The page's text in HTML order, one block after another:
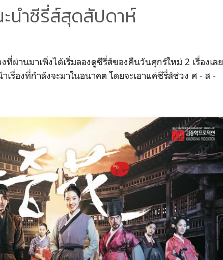
ะนำซีรี่ส์สุดสัปดาห์
ผ่านมาเพิ่งได้เริ่มลองดูซีรี่ส์ของคืนวันศุกร์ใหม่ 2 เรื่องเลย
รื่องที่กำลังจะมาในอนาคต โดยจะเอาแค่ซีรี่ส์ช่วง ศ - ส -